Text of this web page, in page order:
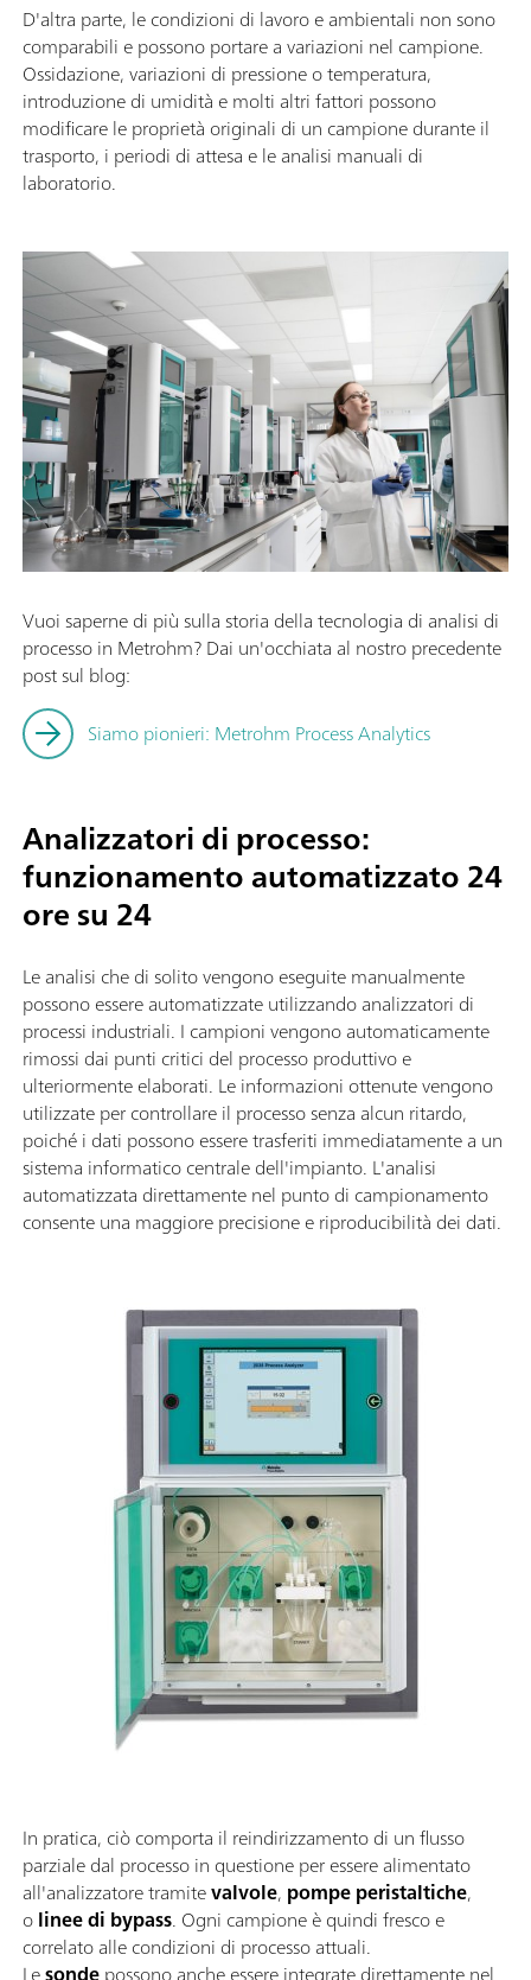
D'altra parte, le condizioni di lavoro e ambientali non sono
comparabili e possono portare a variazioni nel campione.
Ossidazione, variazioni di pressione o temperatura,
introduzione di umidità e molti altri fattori possono
modificare le proprietà originali di un campione durante il
trasporto, i periodi di attesa e le analisi manuali di
laboratorio.
Vuoi saperne di più sulla storia della tecnologia di analisi di
processo in Metrohm? Dai un'occhiata al nostro precedente
post sul blog:
Siamo pionieri: Metrohm Process Analytics
Analizzatori di processo:
funzionamento automatizzato 24
ore su 24
Le analisi che di solito vengono eseguite manualmente
possono essere automatizzate utilizzando analizzatori di
processi industriali. I campioni vengono automaticamente
rimossi dai punti critici del processo produttivo e
ulteriormente elaborati. Le informazioni ottenute vengono
utilizzate per controllare il processo senza alcun ritardo,
poiché i dati possono essere trasferiti immediatamente a un
sistema informatico centrale dell'impianto. L'analisi
automatizzata direttamente nel punto di campionamento
consente una maggiore precisione e riproducibilità dei dati.
In pratica, ciò comporta il reindirizzamento di un flusso
parziale dal processo in questione per essere alimentato
all'analizzatore tramitevalvole, pompe peristaltiche,
olinee di bypass. Ogni campione è quindi fresco e
correlato alle condizioni di processo attuali.